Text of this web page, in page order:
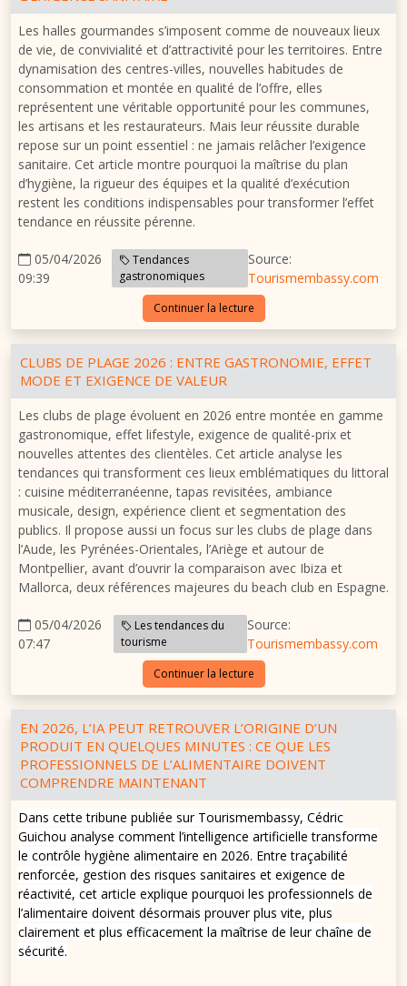
Les halles gourmandes s’imposent comme de nouveaux lieux
de vie, de convivialité et d’attractivité pour les territoires. Entre
dynamisation des centres-villes, nouvelles habitudes de
consommation et montée en qualité de l’offre, elles
représentent une véritable opportunité pour les communes,
les artisans et les restaurateurs. Mais leur réussite durable
repose sur un point essentiel : ne jamais relâcher l’exigence
sanitaire. Cet article montre pourquoi la maîtrise du plan
d’hygiène, la rigueur des équipes et la qualité d’exécution
restent les conditions indispensables pour transformer l’effet
tendance en réussite pérenne.
05/04/2026
09:39
Tendances
gastronomiques
Source:
Tourismembassy.com
Continuer la lecture
CLUBS DE PLAGE 2026 : ENTRE GASTRONOMIE, EFFET
MODE ET EXIGENCE DE VALEUR
Les clubs de plage évoluent en 2026 entre montée en gamme
gastronomique, effet lifestyle, exigence de qualité-prix et
nouvelles attentes des clientèles. Cet article analyse les
tendances qui transforment ces lieux emblématiques du littoral
: cuisine méditerranéenne, tapas revisitées, ambiance
musicale, design, expérience client et segmentation des
publics. Il propose aussi un focus sur les clubs de plage dans
l’Aude, les Pyrénées-Orientales, l’Ariège et autour de
Montpellier, avant d’ouvrir la comparaison avec Ibiza et
Mallorca, deux références majeures du beach club en Espagne.
05/04/2026
07:47
Les tendances du
tourisme
Source:
Tourismembassy.com
Continuer la lecture
EN 2026, L’IA PEUT RETROUVER L’ORIGINE D’UN
PRODUIT EN QUELQUES MINUTES : CE QUE LES
PROFESSIONNELS DE L’ALIMENTAIRE DOIVENT
COMPRENDRE MAINTENANT
Dans cette tribune publiée sur Tourismembassy, Cédric
Guichou analyse comment l’intelligence artificielle transforme
le contrôle hygiène alimentaire en 2026. Entre traçabilité
renforcée, gestion des risques sanitaires et exigence de
réactivité, cet article explique pourquoi les professionnels de
l’alimentaire doivent désormais prouver plus vite, plus
clairement et plus efficacement la maîtrise de leur chaîne de
sécurité.